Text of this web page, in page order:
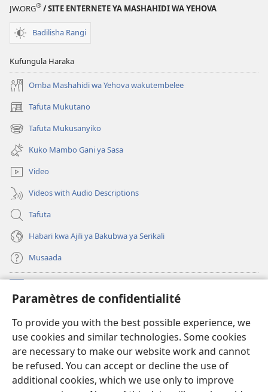
Paramètres de confidentialité
To provide you with the best possible experience, we
use cookies and similar technologies. Some cookies
are necessary to make our website work and cannot
be refused. You can accept or decline the use of
additional cookies, which we use only to improve
JW.ORG® / SITE ENTERNETE YA MASHAHIDI WA YEHOVA
Badilisha Rangi
Kufungula Haraka
Omba Mashahidi wa Yehova wakutembelee
Tafuta Mukutano
(opens
new
window)
Tafuta Mukusanyiko
(opens
new
window)
Kuko Mambo Gani ya Sasa
Video
Videos with Audio Descriptions
Tafuta
Habari kwa Ajili ya Bakubwa ya Serikali
Musaada
(opens
new
Maktaba ku Enternete
(opens
new
window)JW Hub
(opens
new
window)Programu ya JW Library